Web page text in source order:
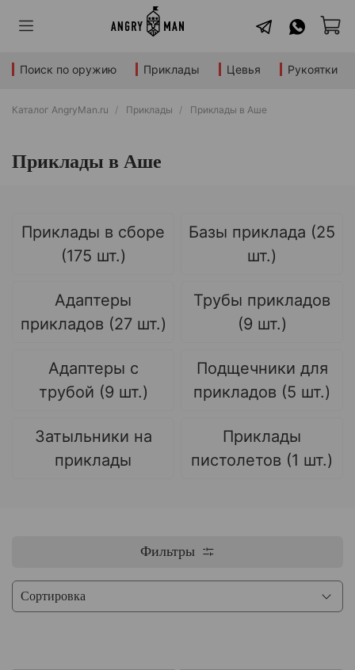
Поиск по оружию Приклады Цевья Рукоятки
Каталог AngryMan.ru Приклады Приклады в Аше
Приклады в Аше
Приклады в сборе
(175 шт.)
Базы приклада (25
шт.)
Адаптеры
прикладов (27 шт.)
Трубы прикладов
(9 шт.)
Адаптеры с
трубой (9 шт.)
Подщечники для
прикладов (5 шт.)
Затыльники на
приклады
Приклады
пистолетов (1 шт.)
Фильтры